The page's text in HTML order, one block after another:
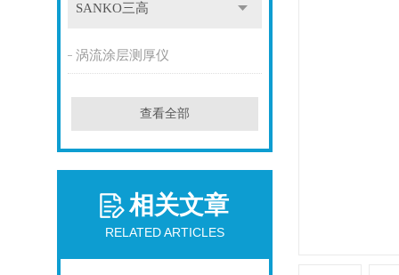
SANKO三高
涡流涂层测厚仪
查看全部
相关文章
RELATED ARTICLES